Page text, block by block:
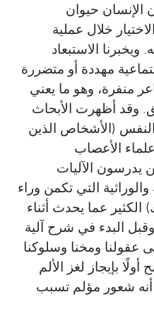
الإنسان حيوان
خلال عملية
الاستبعاد
مهددة أو متضررة
منفرة، وهو ما يعني
وقد أظهرت الأبحاث
النفس (الأشخاص الذين
الأعصاب
يدرسون الآليات
والوراثية التي تكمن وراء
الكثير عما يحدث أثناء
وقبل البدء في شرح آلية
عقولنا ومخنا وسلوكنا
بإيجاز لغز الألم
شعور مؤلم تسبب